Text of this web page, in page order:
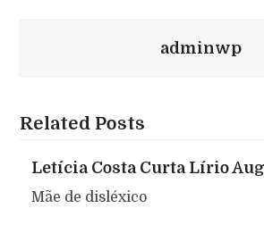
adminwp
Related Posts
Letícia Costa Curta Lírio
Mãe de disléxico